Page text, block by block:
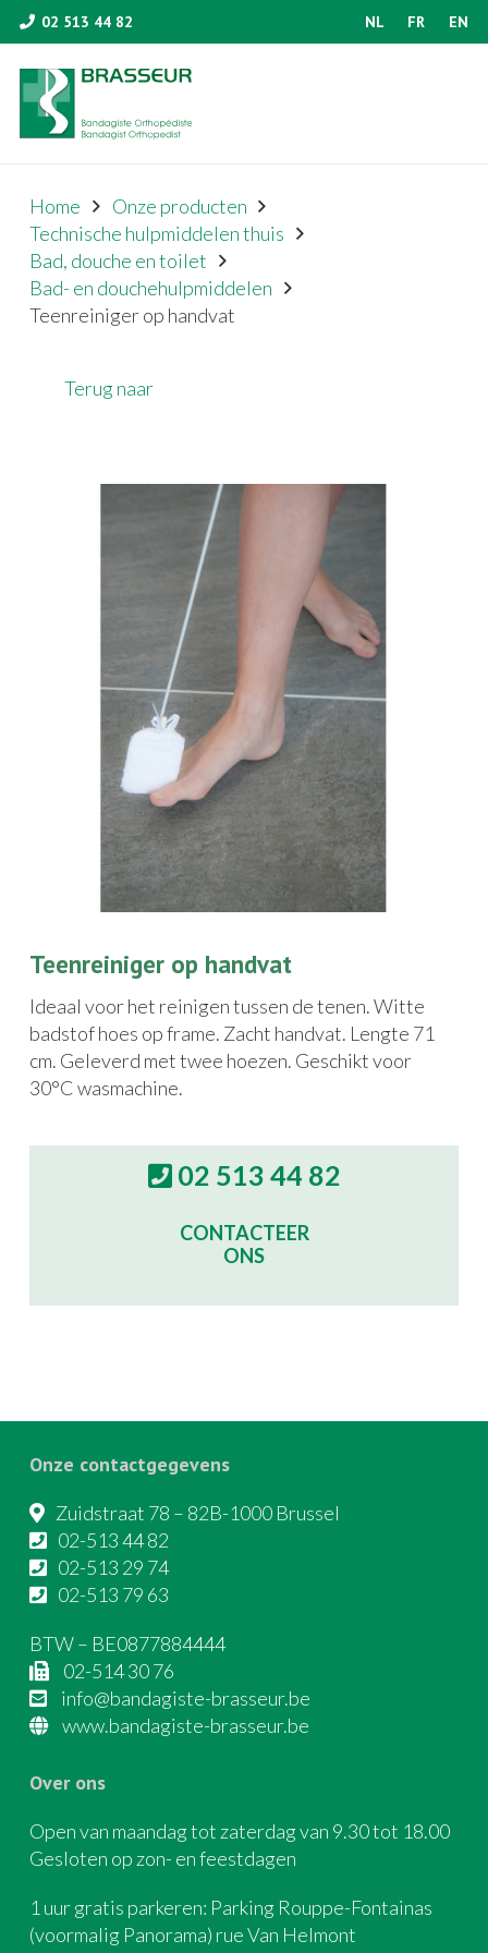
02 513 44 82 NL FR EN
Home
Onze producten
Technische hulpmiddelen thuis
Bad, douche en toilet
Bad- en douchehulpmiddelen
Teenreiniger op handvat
Terug naar
Teenreiniger op handvat
Ideaal voor het reinigen tussen de tenen. Witte
badstof hoes op frame. Zacht handvat. Lengte 71
cm. Geleverd met twee hoezen. Geschikt voor
30°C wasmachine.
02 513 44 82
CONTACTEER
ONS
Onze contactgegevens
Zuidstraat 78 – 82B-1000 Brussel
02-513 44 82
02-513 29 74
02-513 79 63
BTW – BE0877884444
02-514 30 76
info@bandagiste-brasseur.be
www.bandagiste-brasseur.be
Over ons
Open van maandag tot zaterdag van 9.30 tot 18.00
Gesloten op zon- en feestdagen
1 uur gratis parkeren: Parking Rouppe-Fontainas
(voormalig Panorama) rue Van Helmont